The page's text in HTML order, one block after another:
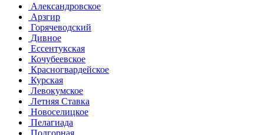
Александровское
Арзгир
Горячеводский
Дивное
Ессентукская
Кочубеевское
Красногвардейское
Курская
Левокумское
Летняя Ставка
Новоселицкое
Пелагиада
Подгорная